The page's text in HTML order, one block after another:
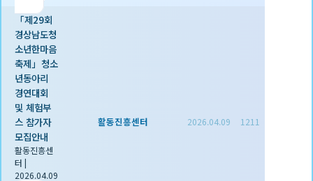
「제29회
경상남도청
소년한마음
축제」청소
년동아리
경연대회
및 체험부
스 참가자
모집안내
활동진흥센
터 |
2026.04.09
활동진흥센터 2026.04.09 1211